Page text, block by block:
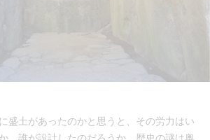
盛土があったのかと思うと、その労力はい
、誰が設計したのだろうか、歴史の謎は奥